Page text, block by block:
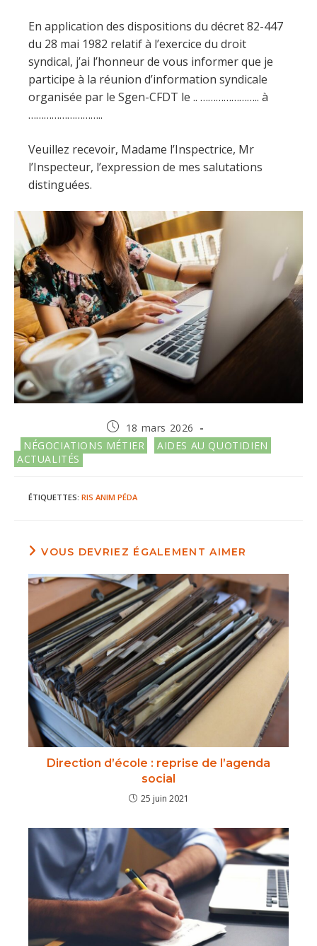
En application des dispositions du décret 82-447
du 28 mai 1982 relatif à l’exercice du droit
syndical, j’ai l’honneur de vous informer que je
participe à la réunion d’information syndicale
organisée par le Sgen-CFDT le .. ………………….. à
………………………..
Veuillez recevoir, Madame l’Inspectrice, Mr
l’Inspecteur, l’expression de mes salutations
distinguées.
Publication
publiée :
18 mars 2026
Post
category:
NÉGOCIATIONS MÉTIER
AIDES AU QUOTIDIEN
ACTUALITÉS
ÉTIQUETTES: RIS ANIM PÉDA
VOUS DEVRIEZ ÉGALEMENT AIMER
Direction d’école : reprise de l’agenda
social
25 juin 2021